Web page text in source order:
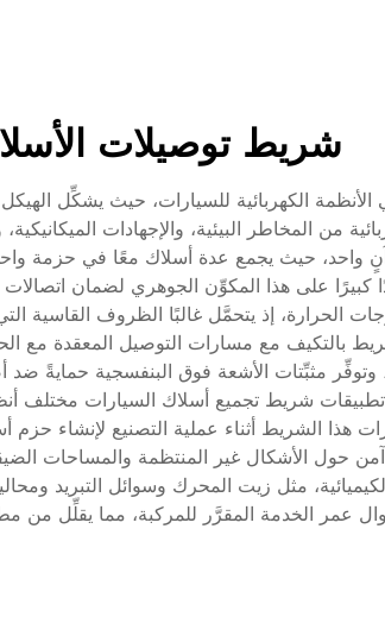
شريط توصيلات
الكهربائية للسيارات، حيث يشكِّل
من المخاطر البيئية، والإجهادات
حيث يجمع عدة أسلاك معًا في حزمة
كبيرًا على هذا المكوِّن الجوهري لضمان
الحرارة، إذ يتحمَّل غالبًا الظروف
بالتكيف مع مسارات التوصيل المعقدة مع
مثبِّتات الأشعة فوق البنفسجية حمايةً ضد
شريط تجميع أسلاك السيارات مختلف
هذا الشريط أثناء عملية التصنيع لإنشاء
آمن حول الأشكال غير المنتظمة والمساحات
مثل زيت المحرك وسوائل التبريد
عمر الخدمة المقرَّر للمركبة، مما يقلِّل من